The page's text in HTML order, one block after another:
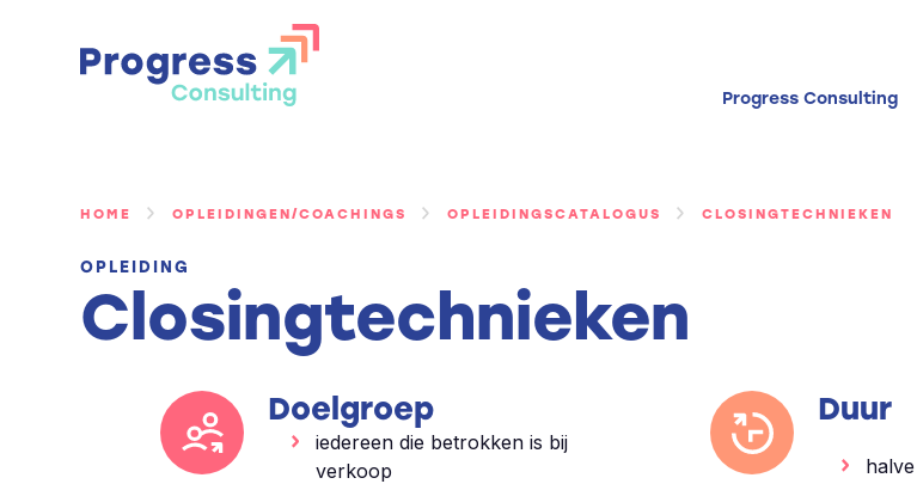
Progress Consulting
HOME OPLEIDINGEN/COACHINGS OPLEIDINGSCATALOGUS CLOSINGTECHNIEKEN
OPLEIDING
Closingtechnieken
Doelgroep
iedereen die betrokken is bij
verkoop
Duur